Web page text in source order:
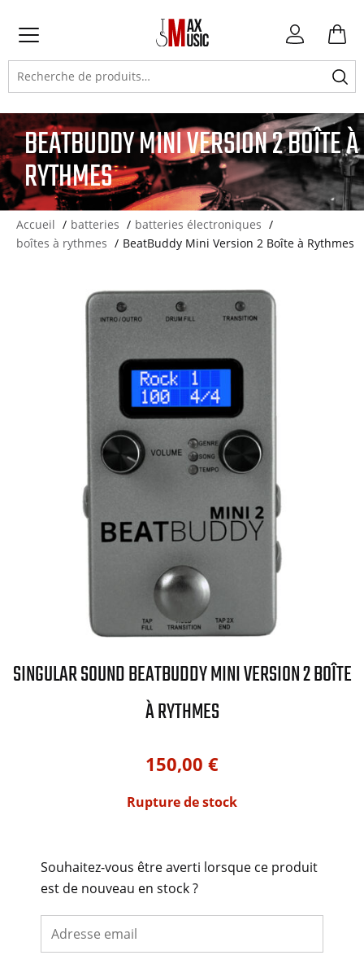
navigation
principale
navigation
secondaire
contenuPrimary
Menu
Recherche
pour :
Mon
BEATBUDDY MINI VERSION 2 BOÎTE À
RYTHMES
Accueil batteries
batteries électroniques
boîtes à rythmes
BeatBuddy Mini Version 2 Boîte à Rythmes
SINGULAR SOUND BEATBUDDY MINI VERSION 2 BOÎTE
À RYTHMES
150,00 €
Rupture de stock
Souhaitez-vous être averti lorsque ce produit
est de nouveau en stock ?